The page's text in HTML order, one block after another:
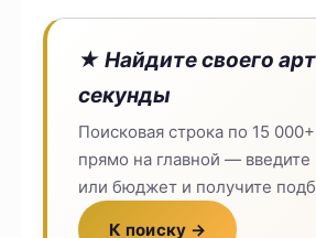
★ Найдите своего
секунды
Поисковая строка по 15
прямо на главной —
или бюджет и получите
К поиску →